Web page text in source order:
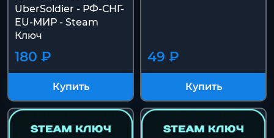
UberSoldier - РФ-СНГ-
EU-МИР - Steam
Ключ
180 ₽
Купить
49 ₽
Купить